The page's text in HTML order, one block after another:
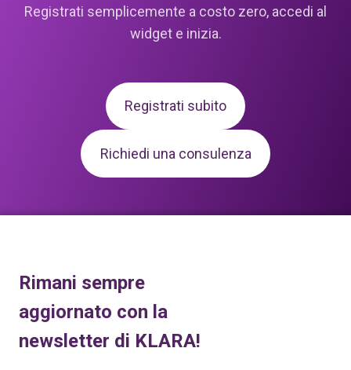
Registrati semplicemente a costo zero, accedi al
widget e inizia.
Registrati subito
Richiedi una consulenza
Rimani sempre
aggiornato con la
newsletter di KLARA!